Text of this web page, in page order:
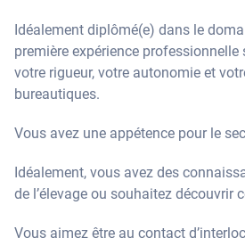
Idéalement diplômé(e) dans le
première expérience
votre rigueur, votre autonomie et
bureautiques.
Vous avez une appétence pour le
Idéalement, vous avez des
de l’élevage ou souhaitez découvrir
Vous aimez être au contact